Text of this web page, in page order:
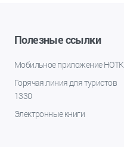
Полезные ссылки
Мобильное приложение НОТК
Горячая линия для туристов
1330
Электронные книги